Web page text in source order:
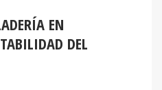
EN
DEL